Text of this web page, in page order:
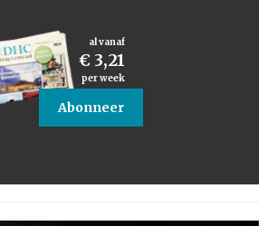
al vanaf
€ 3,21
per week
Abonneer